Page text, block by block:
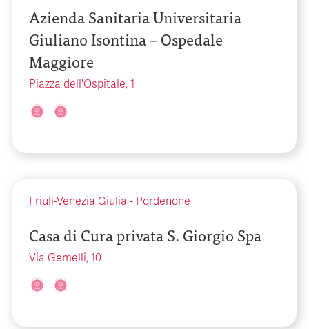
Azienda Sanitaria Universitaria
Giuliano Isontina – Ospedale
Maggiore
Piazza dell'Ospitale, 1
Friuli-Venezia Giulia - Pordenone
Casa di Cura privata S. Giorgio Spa
Via Gemelli, 10